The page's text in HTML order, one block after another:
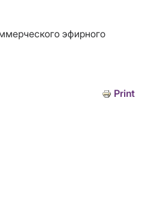
эфирного
Print